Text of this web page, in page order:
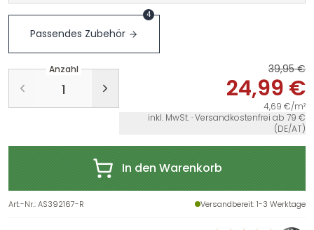
Passendes Zubehör
4
Anzahl 39,95 €
24,99 €
4,69 €/m²
inkl. MwSt. · Versandkostenfrei ab 79 €
(DE/AT)
In den Warenkorb
Art.-Nr.:AS392167-R Versandbereit: 1-3 Werktage